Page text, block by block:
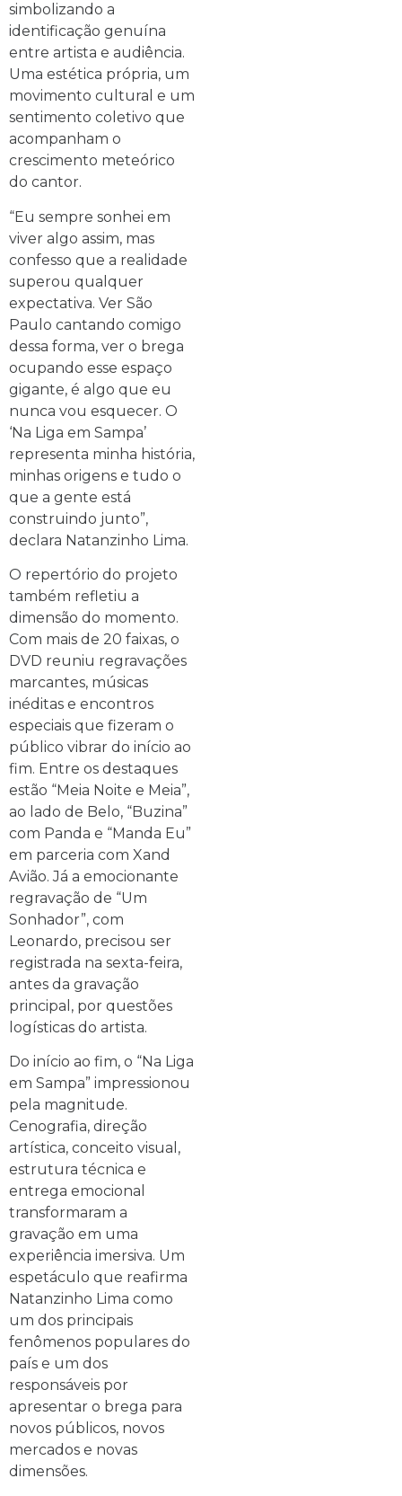
simbolizando a
identificação genuína
entre artista e audiência.
Uma estética própria, um
movimento cultural e um
sentimento coletivo que
acompanham o
crescimento meteórico
do cantor.
“Eu sempre sonhei em
viver algo assim, mas
confesso que a realidade
superou qualquer
expectativa. Ver São
Paulo cantando comigo
dessa forma, ver o brega
ocupando esse espaço
gigante, é algo que eu
nunca vou esquecer. O
‘Na Liga em Sampa’
representa minha história,
minhas origens e tudo o
que a gente está
construindo junto”,
declara Natanzinho Lima.
O repertório do projeto
também refletiu a
dimensão do momento.
Com mais de 20 faixas, o
DVD reuniu regravações
marcantes, músicas
inéditas e encontros
especiais que fizeram o
público vibrar do início ao
fim. Entre os destaques
estão “Meia Noite e Meia”,
ao lado de Belo, “Buzina”
com Panda e “Manda Eu”
em parceria com Xand
Avião. Já a emocionante
regravação de “Um
Sonhador”, com
Leonardo, precisou ser
registrada na sexta-feira,
antes da gravação
principal, por questões
logísticas do artista.
Do início ao fim, o “Na Liga
em Sampa” impressionou
pela magnitude.
Cenografia, direção
artística, conceito visual,
estrutura técnica e
entrega emocional
transformaram a
gravação em uma
experiência imersiva. Um
espetáculo que reafirma
Natanzinho Lima como
um dos principais
fenômenos populares do
país e um dos
responsáveis por
apresentar o brega para
novos públicos, novos
mercados e novas
dimensões.